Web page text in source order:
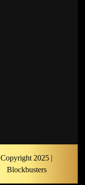
Copyright 2025 |
Blockbusters